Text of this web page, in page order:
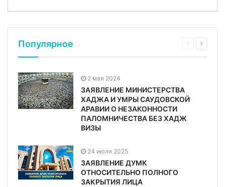
Популярное
2 мая 2024
ЗАЯВЛЕНИЕ МИНИСТЕРСТВА
ХАДЖА И УМРЫ САУДОВСКОЙ
АРАВИИ О НЕЗАКОННОСТИ
ПАЛОМНИЧЕСТВА БЕЗ ХАДЖ
ВИЗЫ
24 июля 2025
ЗАЯВЛЕНИЕ ДУМК
ОТНОСИТЕЛЬНО ПОЛНОГО
ЗАКРЫТИЯ ЛИЦА